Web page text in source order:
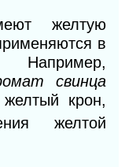
желтую
в
свинца
крон,
желтой